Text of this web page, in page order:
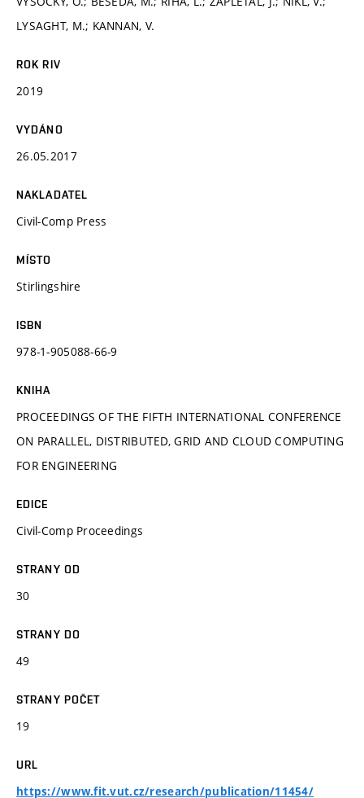
LYSAGHT, M.; KANNAN, V.
ROK RIV
2019
VYDÁNO
26.05.2017
NAKLADATEL
Civil-Comp Press
MÍSTO
Stirlingshire
ISBN
978-1-905088-66-9
KNIHA
PROCEEDINGS OF THE FIFTH INTERNATIONAL CONFERENCE
ON PARALLEL, DISTRIBUTED, GRID AND CLOUD COMPUTING
FOR ENGINEERING
EDICE
Civil-Comp Proceedings
STRANY OD
30
STRANY DO
49
STRANY POČET
19
URL
https://www.fit.vut.cz/research/publication/11454/